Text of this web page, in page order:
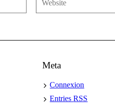
Meta
Connexion
EntriesRSS